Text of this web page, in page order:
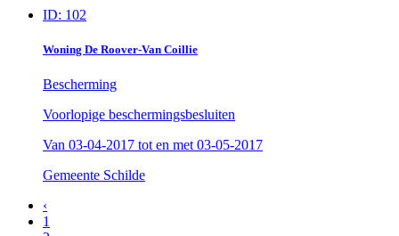
ID: 102
Woning De Roover-Van Coillie
Bescherming
Voorlopige beschermingsbesluiten
Van 03-04-2017 tot en met 03-05-2017
Gemeente Schilde
‹
1